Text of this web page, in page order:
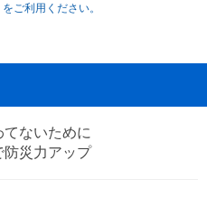
ご利用ください。
ないために
防災力アップ